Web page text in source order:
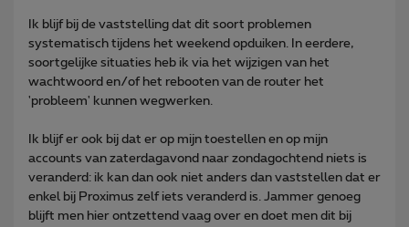
Ik blijf bij de vaststelling dat dit soort problemen
systematisch tijdens het weekend opduiken. In eerdere,
soortgelijke situaties heb ik via het wijzigen van het
wachtwoord en/of het rebooten van de router het
'probleem' kunnen wegwerken.
Ik blijf er ook bij dat er op mijn toestellen en op mijn
accounts van zaterdagavond naar zondagochtend niets is
veranderd: ik kan dan ook niet anders dan vaststellen dat er
enkel bij Proximus zelf iets veranderd is. Jammer genoeg
blijft men hier ontzettend vaag over en doet men dit bij